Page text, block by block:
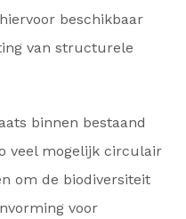
beschikbaar
van structurele
binnen bestaand
veel mogelijk circulair
om de biodiversiteit
voor